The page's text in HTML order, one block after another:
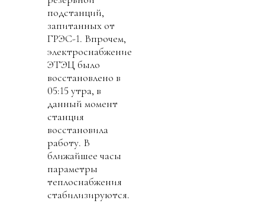
подстанций,
запитанных от
ГРЭС-1. Впрочем,
электроснабжение
ЭТЭЦ было
восстановлено в
05:15 утра, в
данный момент
станция
восстановила
работу. В
ближайшее часы
параметры
теплоснабжения
стабилизируются.